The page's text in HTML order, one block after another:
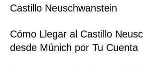
Castillo Neuschwanstein
Cómo Llegar al Castillo
desde Múnich por Tu Cuenta